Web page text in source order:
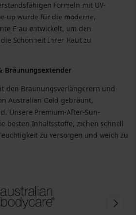
Formeln mit UV-
up wurde für die moderne,
Frau entwickelt, um den
Schönheit Ihrer Haut zu
Bräunungsextender
den Bräunungsverlängerern und
Australian Gold gebräunt,
Unsere Premium-After-Sun-
besten Inhaltsstoffe, ziehen schnell
zu versorgen und weich zu